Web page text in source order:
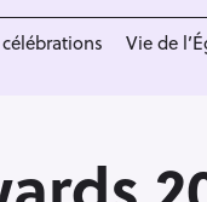
Vie de